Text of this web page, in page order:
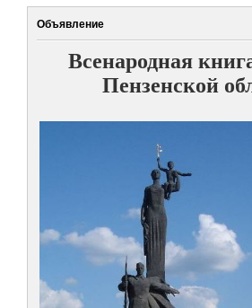
Объявление
Всенародная
Пензенской